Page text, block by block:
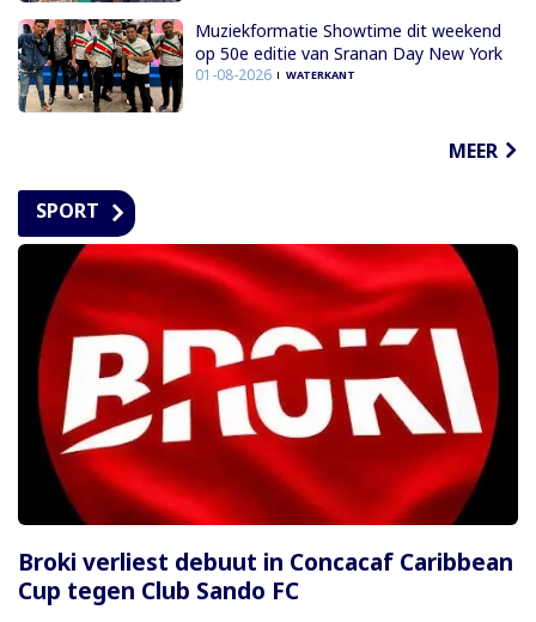
Muziekformatie Showtime dit weekend
op 50e editie van Sranan Day New York
01-08-2026 WATERKANT
MEER
SPORT
Broki verliest debuut in Concacaf Caribbean
Cup tegen Club Sando FC